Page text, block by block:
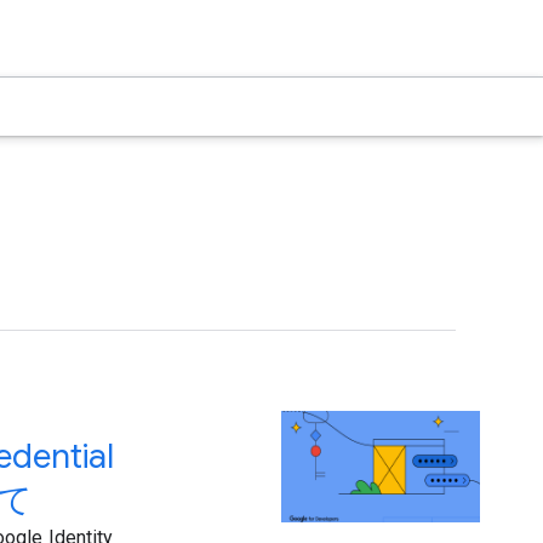
Identity